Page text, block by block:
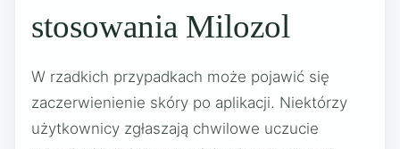
stosowania Milozol
W rzadkich przypadkach może pojawić się
zaczerwienienie skóry po aplikacji. Niektórzy
użytkownicy zgłaszają chwilowe uczucie